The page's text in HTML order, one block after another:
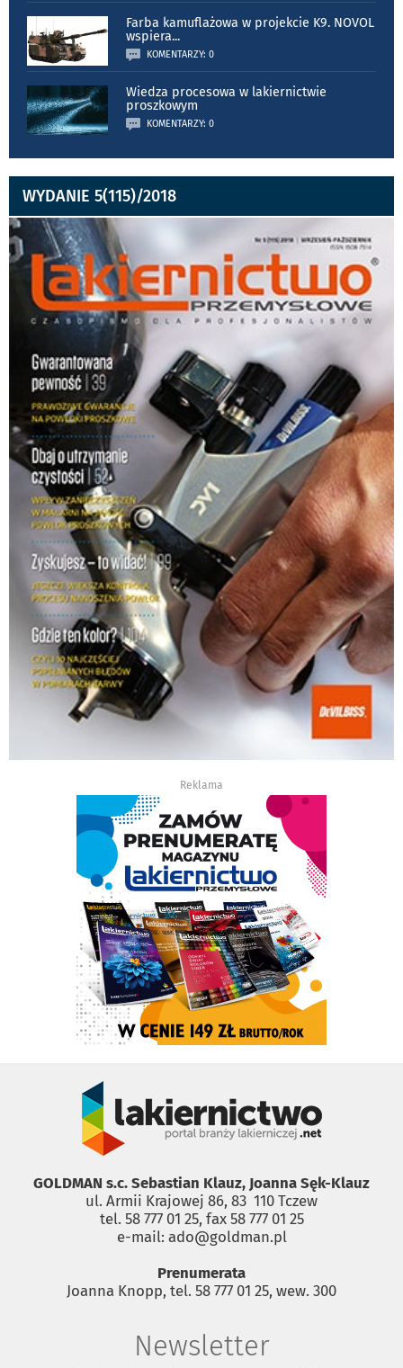
Farba kamuflażowa w projekcie K9. NOVOL
wspiera...
KOMENTARZY: 0
Wiedza procesowa w lakiernictwie
proszkowym
KOMENTARZY: 0
WYDANIE 5(115)/2018
Reklama
GOLDMAN s.c. Sebastian Klauz, Joanna Sęk-Klauz
ul. Armii Krajowej 86, 83 ­ 110 Tczew
tel. 58 777 01 25, fax 58 777 01 25
e-mail: ado@goldman.pl
Prenumerata
Joanna Knopp, tel. 58 777 01 25, wew. 300
Newsletter